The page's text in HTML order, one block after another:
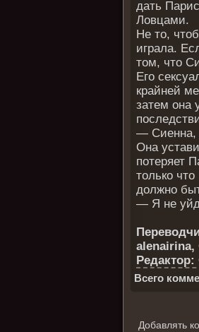
дать
Ловцами.
Не то,
играла.
том, что
Его
крайней
затем она
— Сиенна,
Она
потеряет
только
должно
— Я не
alenairina,
Редактор:
Всего
Добавлять